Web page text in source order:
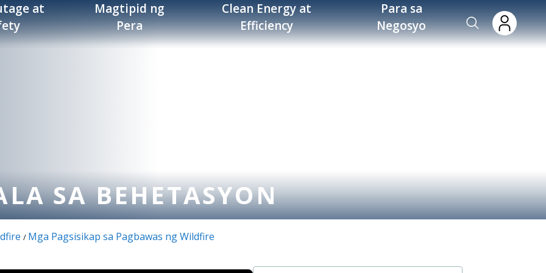
at
Magtipid ng
Pera
Clean Energy at
Efficiency
Para sa
Negosyo
SA BEHETASYON
/ Mga Pagsisikap sa Pagbawas ng Wildfire